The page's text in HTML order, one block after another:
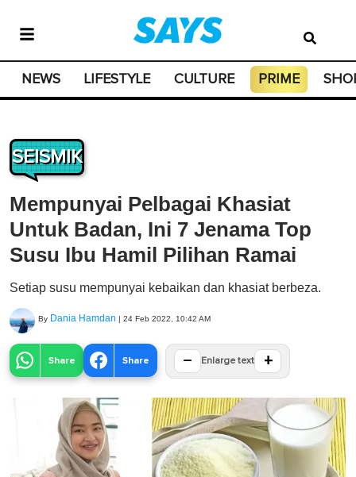
NEWS LIFESTYLE CULTURE PRIME
SEISMIK
Mempunyai Pelbagai Khasiat
Untuk Badan, Ini 7 Jenama Top
Susu Ibu Hamil Pilihan Ramai
Setiap susu mempunyai kebaikan dan khasiat berbeza.
By Dania Hamdan | 24 Feb 2022, 10:42 AM
Share Share − Enlarge text +